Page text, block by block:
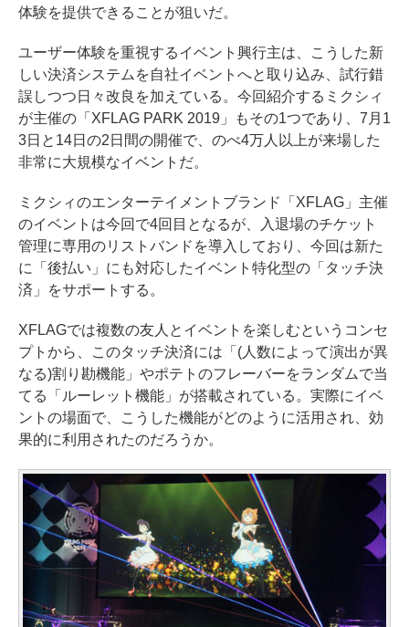
体験を提供できることが狙いだ。
ユーザー体験を重視するイベント興行主は、こうした新
しい決済システムを自社イベントへと取り込み、試行錯
誤しつつ日々改良を加えている。今回紹介するミクシィ
が主催の「XFLAG PARK 2019」もその1つであり、7月1
3日と14日の2日間の開催で、のべ4万人以上が来場した
非常に大規模なイベントだ。
ミクシィのエンターテイメントブランド「XFLAG」主催
のイベントは今回で4回目となるが、入退場のチケット
管理に専用のリストバンドを導入しており、今回は新た
に「後払い」にも対応したイベント特化型の「タッチ決
済」をサポートする。
XFLAGでは複数の友人とイベントを楽しむというコンセ
プトから、このタッチ決済には「(人数によって演出が異
なる)割り勘機能」やポテトのフレーバーをランダムで当
てる「ルーレット機能」が搭載されている。実際にイベ
ントの場面で、こうした機能がどのように活用され、効
果的に利用されたのだろうか。